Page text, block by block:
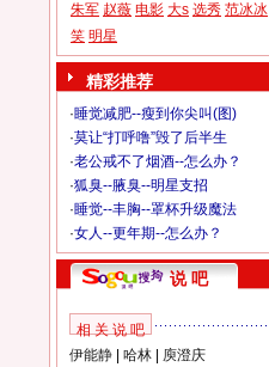
朱军 赵薇 电影 大s 选秀 范冰冰
笑 明星
精彩推荐
·睡觉减肥--瘦到你尖叫(图)
·莫让“打呼噜”毁了后半生
·老公戒不了烟酒--怎么办？
·狐臭--腋臭--明星支招
·睡觉--丰胸--罩杯升级魔法
·女人--更年期--怎么办？
说 吧
相 关 说 吧
伊能静| 哈林| 庾澄庆